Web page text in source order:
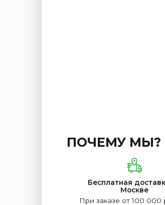
ПОЧЕМУ МЫ?
Бесплатная
Москве
При заказе от 100 000